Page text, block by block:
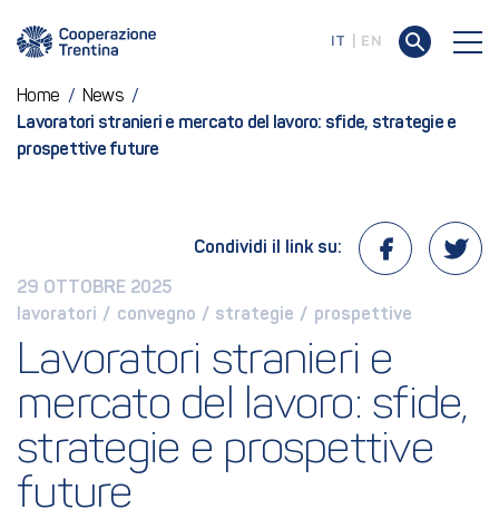
IT EN
Home / News /
Lavoratori stranieri e mercato del lavoro: sfide, strategie e
prospettive future
29 OTTOBRE 2025
lavoratori / convegno / strategie / prospettive
Condividi il link su:
Lavoratori stranieri e
mercato del lavoro: sfide,
strategie e prospettive
future